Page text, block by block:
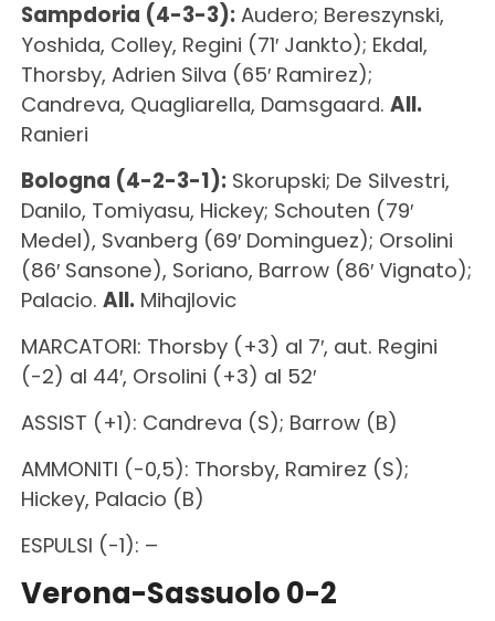
Sampdoria (4-3-3):Audero; Bereszynski,
Yoshida, Colley, Regini (71′ Jankto); Ekdal,
Thorsby, Adrien Silva (65′ Ramirez);
Candreva, Quagliarella, Damsgaard. All.
Ranieri
Bologna (4-2-3-1):Skorupski; De Silvestri,
Danilo, Tomiyasu, Hickey; Schouten (79′
Medel), Svanberg (69′ Dominguez); Orsolini
(86′ Sansone), Soriano, Barrow (86′ Vignato);
Palacio. All. Mihajlovic
MARCATORI: Thorsby (+3) al 7′, aut. Regini
(-2) al 44′, Orsolini (+3) al 52′
ASSIST (+1): Candreva (S); Barrow (B)
AMMONITI (-0,5): Thorsby, Ramirez (S);
Hickey, Palacio (B)
ESPULSI (-1): –
Verona-Sassuolo 0-2